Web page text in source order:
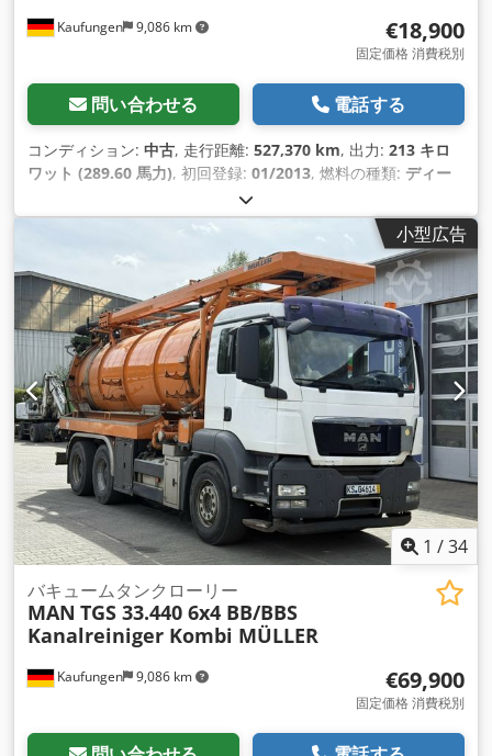
Kaufungen 9,086 km €18,900
固定価格 消費税別
問い合わせる 電話する
コンディション: 中古, 走行距離: 527,370 km, 出力: 213 キロ
ワット (289.60 馬力), 初回登録: 01/2013, 燃料の種類: ディー
15,000 kg（キログラム）
回検査（TÜV）:08/2028, 色:シルバー, 変速方式:オートマチ
ABS（アンチロック・ブレーキ・シ
ステム）, エアコン
小型広告
1 /34
Kaufungen 9,086 km
バキュームタンクローリー
MAN TGS 33.440 6x4 BB/BBS
Kanalreiniger Kombi MÜLLER
€69,900
固定価格 消費税別